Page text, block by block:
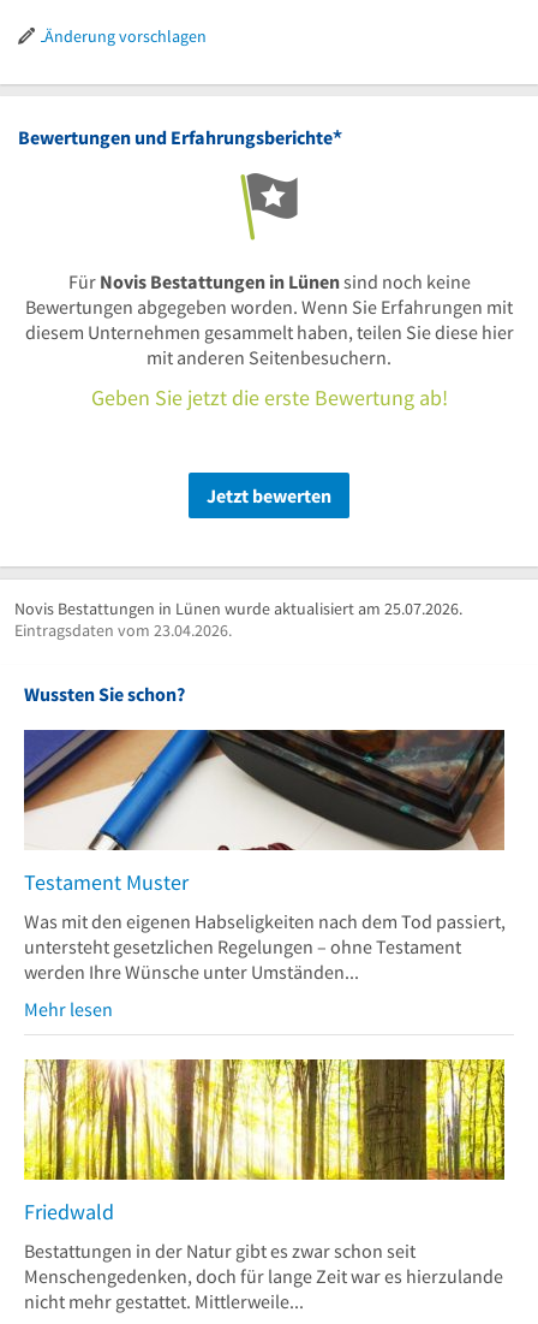
Uhr
Änderung vorschlagen
Bewertungen und Erfahrungsberichte*
Für Novis Bestattungen in Lünensind noch keine
Bewertungen abgegeben worden. Wenn Sie Erfahrungen mit
diesem Unternehmen gesammelt haben, teilen Sie diese hier
mit anderen Seitenbesuchern.
Geben Sie jetzt die erste Bewertung ab!
Jetzt bewerten
Novis Bestattungen in Lünen wurde aktualisiert am 25.07.2026.
Eintragsdaten vom 23.04.2026.
Wussten Sie schon?
Testament Muster
Was mit den eigenen Habseligkeiten nach dem Tod passiert,
untersteht gesetzlichen Regelungen – ohne Testament
werden Ihre Wünsche unter Umständen...
Mehr lesen
Friedwald
Bestattungen in der Natur gibt es zwar schon seit
Menschengedenken, doch für lange Zeit war es hierzulande
nicht mehr gestattet. Mittlerweile...